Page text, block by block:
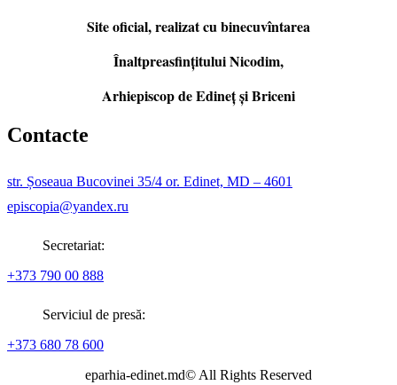
Site oficial, realizat cu binecuvîntarea
Înaltpreasfințitului Nicodim,
Arhiepiscop de Edineţ şi Briceni
Contacte
str. Șoseaua Bucovinei 35/4 or. Edinet, MD – 4601
episcopia@yandex.ru
Secretariat:
+373 790 00 888
Serviciul de presă:
+373 680 78 600
eparhia-edinet.md© All Rights Reserved